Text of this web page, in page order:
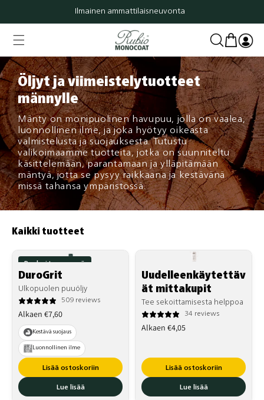
sisältöön
Ilmainen ammattilaisneuvonta
Ostoskori
Kirjaudu
sisään
Öljyt ja viimeistelytuotteet
männylle
Mänty on monipuolinen havupuu, jolla on vaalea,
luonnollinen ilme, ja joka hyötyy oikeasta
valmistelusta ja suojauksesta. Tutustu
valikoimaamme tuotteita, jotka on suunniteltu
käsittelemään, parantamaan ja ylläpitämään
mäntyä, jotta se pysyy raikkaana ja kestävänä
missä tahansa ympäristössä.
Kaikki tuotteet
Parhaiten myyvä
DuroGrit
Ulkopuolen puuöljy
509 reviews
Normaalihinta
Alkaen €7,60
Kestävä suojaus
Luonnollinen ilme
Lisää ostoskoriin
Lue lisää
Uudelleenkäytettäv
ät mittakupit
Tee sekoittamisesta helppoa
34 reviews
Normaalihinta
Alkaen €4,05
Lisää ostoskoriin
Lue lisää